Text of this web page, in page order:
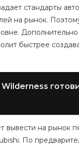
стандарты
на рынок.
быстрее
вывести на
По